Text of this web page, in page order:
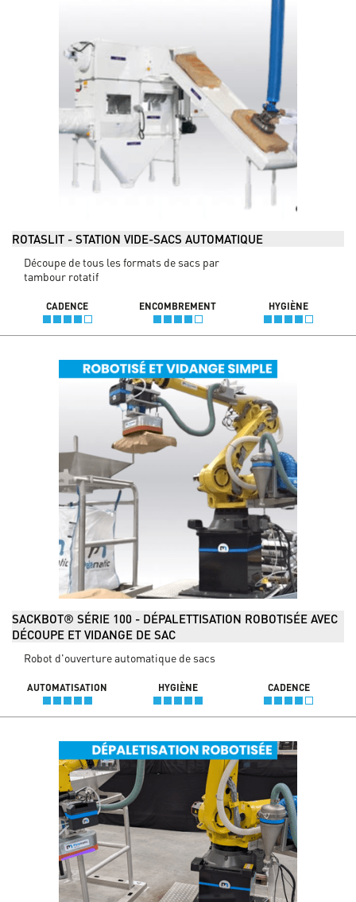
ROTASLIT - STATION VIDE-SACS AUTOMATIQUE
Découpe de tous les formats de sacs par
tambour rotatif
CADENCE ENCOMBREMENT HYGIÈNE
SACKBOT® SÉRIE 100 - DÉPALETTISATION ROBOTISÉE AVEC
DÉCOUPE ET VIDANGE DE SAC
Robot d'ouverture automatique de sacs
AUTOMATISATION HYGIÈNE CADENCE